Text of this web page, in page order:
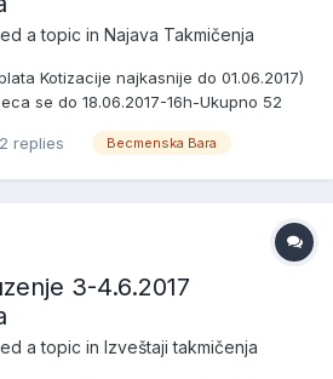
a topic in Najava Takmičenja
Kotizacije najkasnije do 01.06.2017)
se do 18.06.2017-16h-Ukupno 52
i 13 Sektor 3:14,15,16,17,18 i 19
replies Becmenska Bara
3-4.6.2017
a topic in Izveštaji takmičenja